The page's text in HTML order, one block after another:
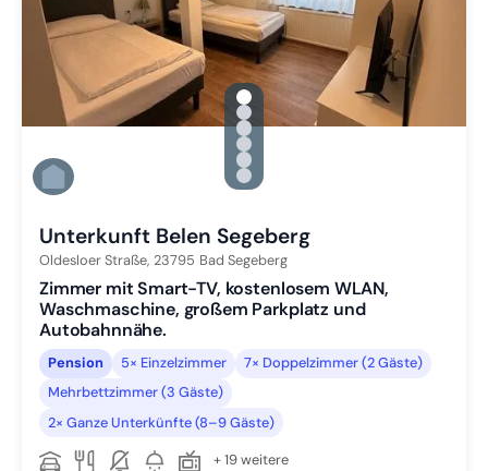
gallery.slide_selector
Zu Slide 1 wechseln
Zu Slide 2 wechseln
Zu Slide 3 wechseln
Zu Slide 4 wechseln
Zu Slide 5 wechseln
Zu Slide 6 wechseln
Unterkunft Belen Segeberg
Oldesloer Straße, 23795 Bad Segeberg
Zimmer mit Smart-TV, kostenlosem WLAN,
Waschmaschine, großem Parkplatz und
Autobahnnähe.
Pension 5× Einzelzimmer
7× Doppelzimmer (2 Gäste)
Mehrbettzimmer (3 Gäste)
2× Ganze Unterkünfte (8–9 Gäste)
+ 19 weitere